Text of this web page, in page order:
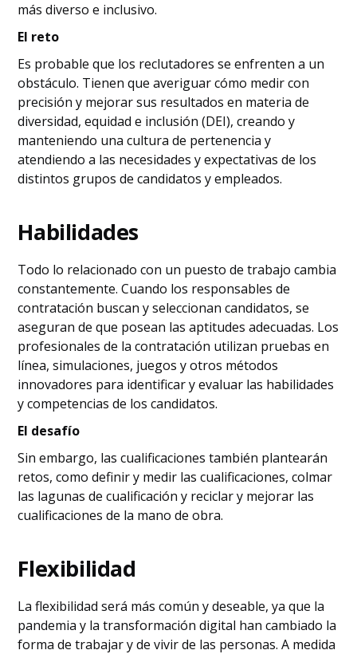
más diverso e inclusivo.
El reto
Es probable que los reclutadores se enfrenten a un
obstáculo. Tienen que averiguar cómo medir con
precisión y mejorar sus resultados en materia de
diversidad, equidad e inclusión (DEI), creando y
manteniendo una cultura de pertenencia y
atendiendo a las necesidades y expectativas de los
distintos grupos de candidatos y empleados.
Habilidades
Todo lo relacionado con un puesto de trabajo cambia
constantemente. Cuando los responsables de
contratación buscan y seleccionan candidatos, se
aseguran de que posean las aptitudes adecuadas. Los
profesionales de la contratación utilizan pruebas en
línea, simulaciones, juegos y otros métodos
innovadores para identificar y evaluar las habilidades
y competencias de los candidatos.
El desafío
Sin embargo, las cualificaciones también plantearán
retos, como definir y medir las cualificaciones, colmar
las lagunas de cualificación y reciclar y mejorar las
cualificaciones de la mano de obra.
Flexibilidad
La flexibilidad será más común y deseable, ya que la
pandemia y la transformación digital han cambiado la
forma de trabajar y de vivir de las personas. A medida